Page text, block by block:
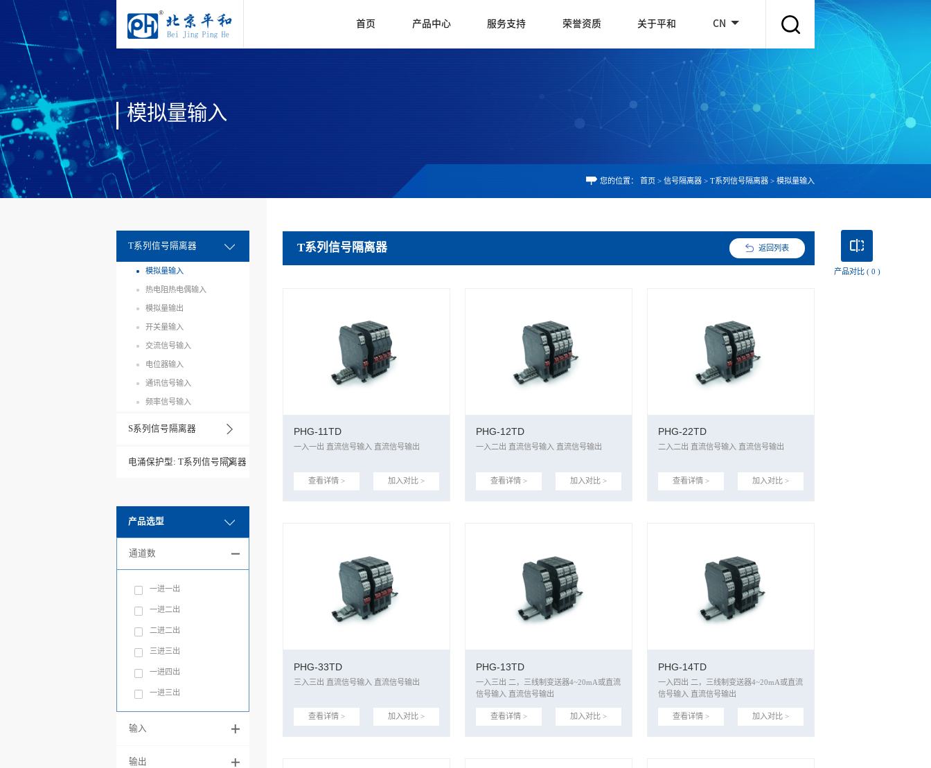
首页 产品中心 服务支持 荣誉资质 关于平和 CN
模拟量输入
您的位置： 首页 > 信号隔离器 > T系列信号隔离器 > 模拟量输入
T系列信号隔离器
模拟量输入
热电阻热电偶输入
模拟量输出
开关量输入
交流信号输入
电位器输入
通讯信号输入
频率信号输入
S系列信号隔离器
电涌保护型: T系列信号隔离器
产品选型
通道数
一进一出
一进二出
二进二出
三进三出
一进四出
一进三出
输入
输出
T系列信号隔离器 返回列表
PHG-11TD
一入一出 直流信号输入 直流信号输出
查看详情 > 加入对比 >
PHG-12TD
一入二出 直流信号输入 直流信号输出
查看详情 > 加入对比 >
PHG-22TD
二入二出 直流信号输入 直流信号输出
查看详情 > 加入对比 >
PHG-33TD
三入三出 直流信号输入 直流信号输出
查看详情 > 加入对比 >
PHG-13TD
一入三出 二，三线制变送器4~20mA或直流
信号输入 直流信号输出
查看详情 > 加入对比 >
PHG-14TD
一入四出 二，三线制变送器4~20mA或直流
信号输入 直流信号输出
查看详情 > 加入对比 >
产品对比 ( 0 )